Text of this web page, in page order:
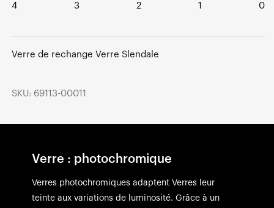
4 3 2 1 0
Verre de rechange Verre Slendale
SKU: 69113-00011
Verre : photochromique
Verres photochromiques adaptent Verres leur
teinte aux variations de luminosité. Grâce à un